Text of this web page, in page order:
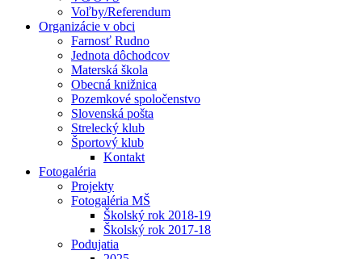
Voľby/Referendum
Organizácie v obci
Farnosť Rudno
Jednota dôchodcov
Materská škola
Obecná knižnica
Pozemkové spoločenstvo
Slovenská pošta
Strelecký klub
Športový klub
Kontakt
Fotogaléria
Projekty
Fotogaléria MŠ
Školský rok 2018-19
Školský rok 2017-18
Podujatia